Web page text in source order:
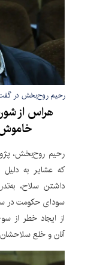
رحیم روح‌بخش در
هراس از
خاموش
رحیم روح‌بخش،
که عشایر به دلیل
داشتن سلاح،
سودای حکومت در سر
از ایجاد خطر از
آنان و خلع